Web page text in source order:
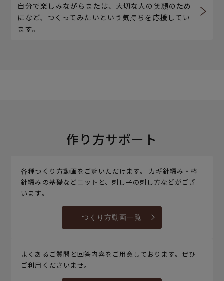
自分で楽しみながらまたは、大切な人の笑顔のため
になど、つくってみたいという気持ちを応援してい
ます。
作り方サポート
各種つくり方動画をご覧いただけます。 カギ針編み・棒
針編みの基礎などニットと、刺し子の刺し方などがござ
います。
つくり方動画一覧
よくあるご質問と回答内容をご用意しております。ぜひ
ご利用くださいませ。